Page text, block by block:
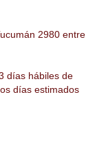
2980 entre
días hábiles de
días estimados